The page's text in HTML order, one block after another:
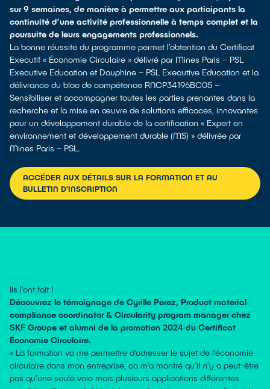
sur 9 semaines, de manière à permettre aux participants la
continuité d’une activité professionnelle à temps complet et la
poursuite de leurs engagements professionnels.
La bonne réussite du programme permet l’obtention du Certificat
Executif « Économie Circulaire » délivré par Mines Paris – PSL
Executive Education et Dauphine – PSL Executive Education et la
délivrance du bloc de compétence RNCP34196BC05 –
Sensibiliser et accompagner toutes les parties prenantes dans la
recherche et la mise en œuvre de solutions efficaces, innovantes
pour un développement durable de la certification « Expert en
environnement et développement durable (MS) » délivrée par
Mines Paris – PSL.
ACCÉDER AUX DÉTAILS SUR LA FORMATION ET AU
BULLETIN D’INSCRIPTION
Ils l’ont fait !
Découvrez le témoignage de Cyrille Perez, Product material
compliance coordinator & Circularity program manager chez
SKF Groupe et alumni de la promotion 2024 du Certificat
Économie Circulaire.
« La formation va me permettre d’adresser le sujet de l’économie
circulaire dans mon entreprise, ça m’a montré qu’il n’y a peut-être
pas qu’une seule voie mais plusieurs applications différentes